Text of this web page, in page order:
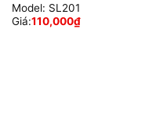
Model: SL201
Giá:110,000₫